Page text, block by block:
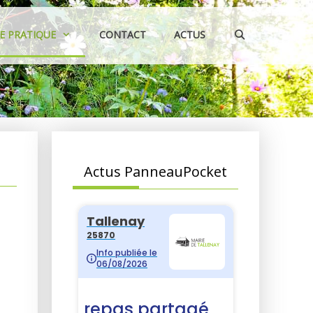
PRATIQUE CONTACT ACTUS
Actus PanneauPocket